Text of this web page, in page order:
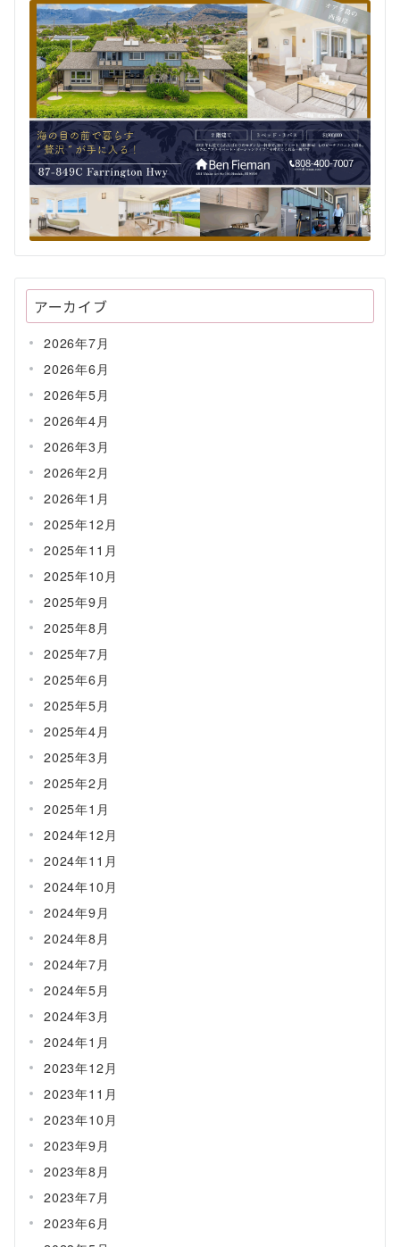
アーカイブ
2026年7月
2026年6月
2026年5月
2026年4月
2026年3月
2026年2月
2026年1月
2025年12月
2025年11月
2025年10月
2025年9月
2025年8月
2025年7月
2025年6月
2025年5月
2025年4月
2025年3月
2025年2月
2025年1月
2024年12月
2024年11月
2024年10月
2024年9月
2024年8月
2024年7月
2024年5月
2024年3月
2024年1月
2023年12月
2023年11月
2023年10月
2023年9月
2023年8月
2023年7月
2023年6月